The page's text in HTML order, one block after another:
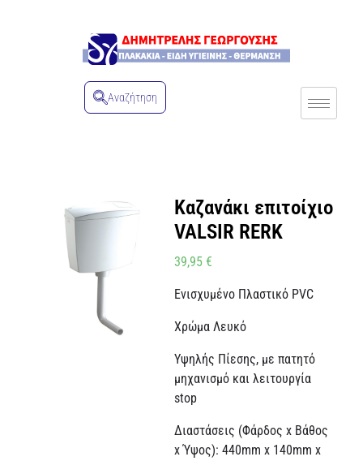
Αναζήτηση
Καζανάκι επιτοίχιο
VALSIR RERK
39,95 €
Ενισχυμένο Πλαστικό PVC
Χρώμα Λευκό
Υψηλής Πίεσης, με πατητό
μηχανισμό και λειτουργία
stop
Διαστάσεις (Φάρδος x Βάθος
x Ύψος): 440mm x 140mm x